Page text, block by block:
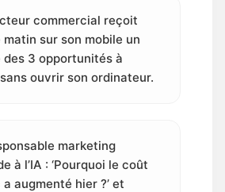
commercial reçoit
matin sur son mobile un
des 3 opportunités à
ouvrir son ordinateur.
marketing
à l’IA : ‘Pourquoi le coût
augmenté hier ?’ et